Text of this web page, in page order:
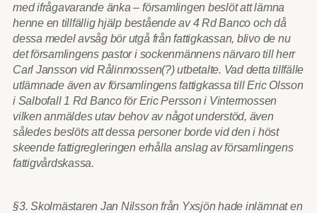
med ifrågavarande änka – församlingen beslöt att lämna
henne en tillfällig hjälp bestående av 4 Rd Banco och då
dessa medel avsåg bör utgå från fattigkassan, blivo de nu
det församlingens pastor i sockenmännens närvaro till herr
Carl Jansson vid Rålinmossen(?) utbetalte. Vad detta tillfälle
utlämnade även av församlingens fattigkassa till Eric Olsson
i Salbofall 1 Rd Banco för Eric Persson i Vintermossen
vilken anmäldes utav behov av något understöd, även
således beslöts att dessa personer borde vid den i höst
skeende fattigregleringen erhålla anslag av församlingens
fattigvårdskassa.
§3. Skolmästaren Jan Nilsson från Yxsjön hade inlämnat en